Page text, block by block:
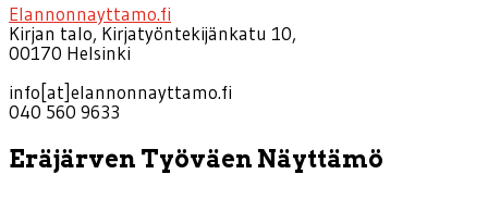
Elannonnayttamo.fi
Kirjan talo, Kirjatyöntekijänkatu 10,
00170 Helsinki
info[at]elannonnayttamo.fi
040 560 9633
Eräjärven Työväen Näyttämö